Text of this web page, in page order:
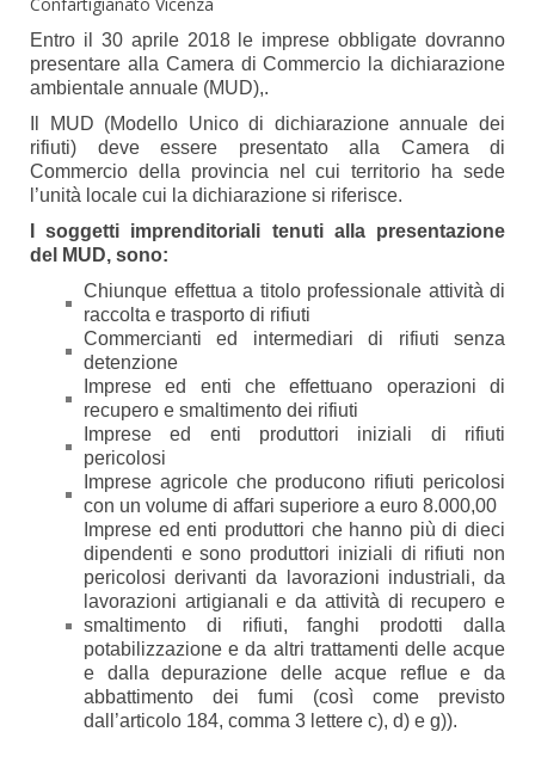
Entro il 30 aprile 2018 le imprese obbligate dovranno
presentare alla Camera di Commercio la dichiarazione
ambientale annuale (MUD),.
Il MUD (Modello Unico di dichiarazione annuale dei
rifiuti) deve essere presentato alla Camera di
Commercio della provincia nel cui territorio ha sede
l’unità locale cui la dichiarazione si riferisce.
I soggetti imprenditoriali tenuti alla presentazione
del MUD, sono:
Chiunque effettua a titolo professionale attività di
raccolta e trasporto di rifiuti
Commercianti ed intermediari di rifiuti senza
detenzione
Imprese ed enti che effettuano operazioni di
recupero e smaltimento dei rifiuti
Imprese ed enti produttori iniziali di rifiuti
pericolosi
Imprese agricole che producono rifiuti pericolosi
con un volume di affari superiore a euro 8.000,00
Imprese ed enti produttori che hanno più di dieci
dipendenti e sono produttori iniziali di rifiuti non
pericolosi derivanti da lavorazioni industriali, da
lavorazioni artigianali e da attività di recupero e
smaltimento di rifiuti, fanghi prodotti dalla
potabilizzazione e da altri trattamenti delle acque
e dalla depurazione delle acque reflue e da
abbattimento dei fumi (così come previsto
dall’articolo 184, comma 3 lettere c), d) e g)).